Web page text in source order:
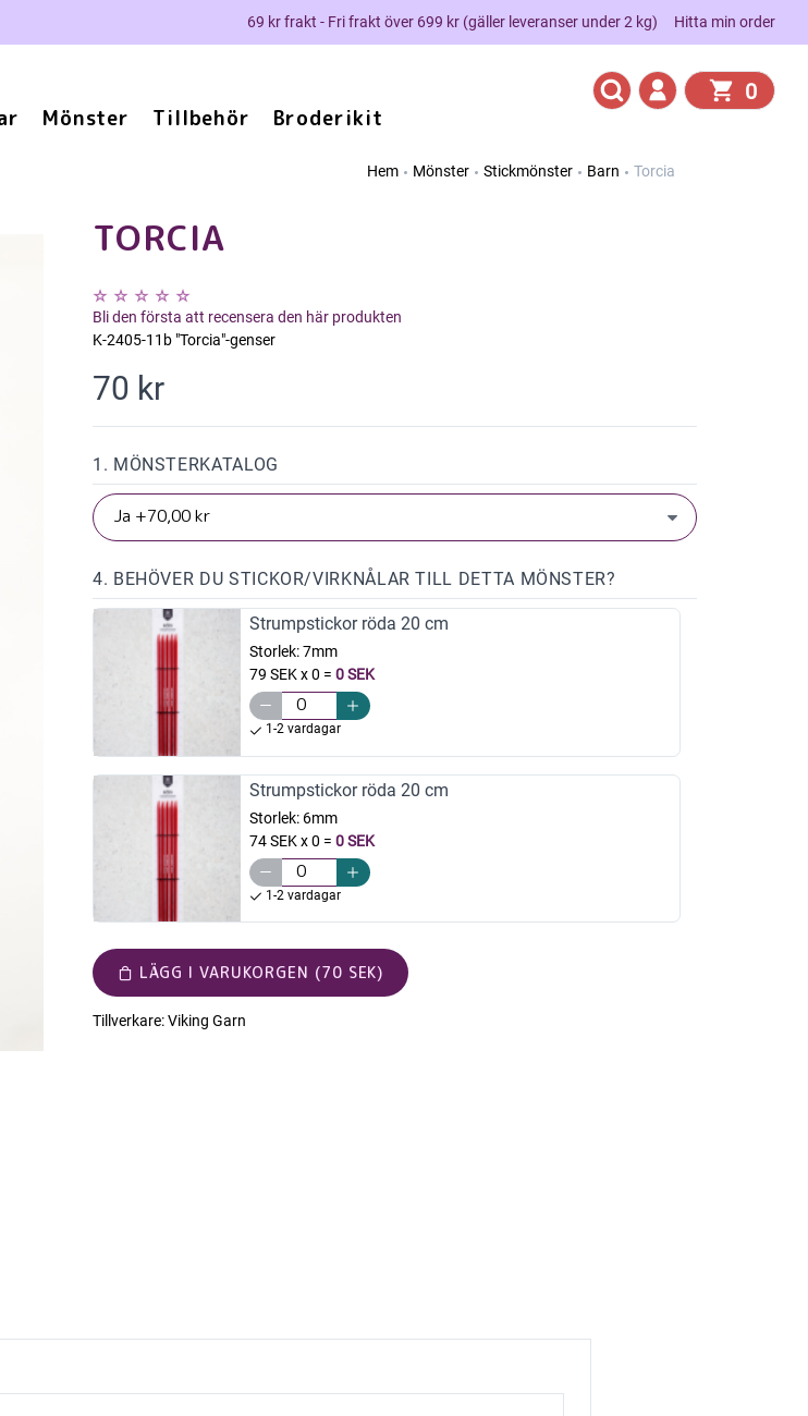
69 kr frakt - Fri frakt över 699 kr (gäller leveranser under 2 kg) Hitta min order
Mönster Tillbehör Broderikit
0
Hem Mönster Stickmönster Barn Torcia
TORCIA
Bli den första att recensera den här produkten
K-2405-11b "Torcia"-genser
70 kr
1. MÖNSTERKATALOG
4. BEHÖVER DU STICKOR/VIRKNÅLAR TILL DETTA MÖNSTER?
Strumpstickor röda 20 cm
Storlek:7mm
79 SEK x 0 = 0 SEK
1-2 vardagar
Strumpstickor röda 20 cm
Storlek: 6mm
74 SEK x 0 = 0 SEK
1-2 vardagar
LÄGG I VARUKORGEN (70 SEK)
Tillverkare:Viking Garn